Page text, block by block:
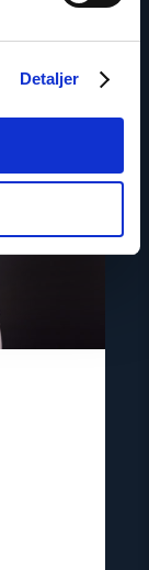
Detaljer